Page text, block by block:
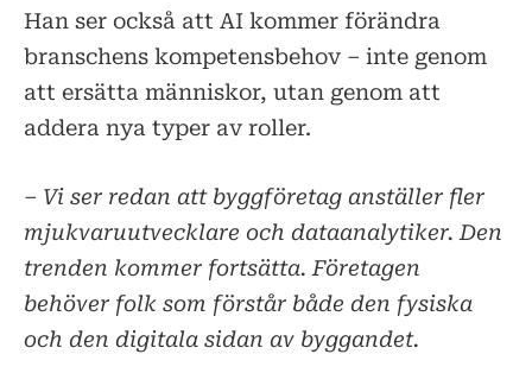
Han ser också att AI kommer förändra
branschens kompetensbehov – inte genom
att ersätta människor, utan genom att
addera nya typer av roller.
– Vi ser redan att byggföretag anställer fler
mjukvaruutvecklare och dataanalytiker. Den
trenden kommer fortsätta. Företagen
behöver folk som förstår både den fysiska
och den digitala sidan av byggandet.